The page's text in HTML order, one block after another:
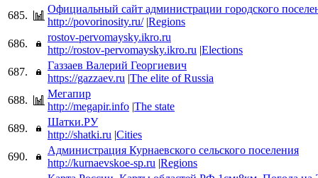
685.
Официальный сайт администрации городского
http://povorinosity.ru/ |Regions
686.
rostov-pervomaysky.ikro.ru
http://rostov-pervomaysky.ikro.ru |Elections
687.
Газзаев Валерий Георгиевич
https://gazzaev.ru |The elite of Russia
688.
Мегапир
http://megapir.info |The state
689.
Шатки.РУ
http://shatki.ru |Cities
690.
Администрация Курнаевского сельского поселения
http://kurnaevskoe-sp.ru |Regions